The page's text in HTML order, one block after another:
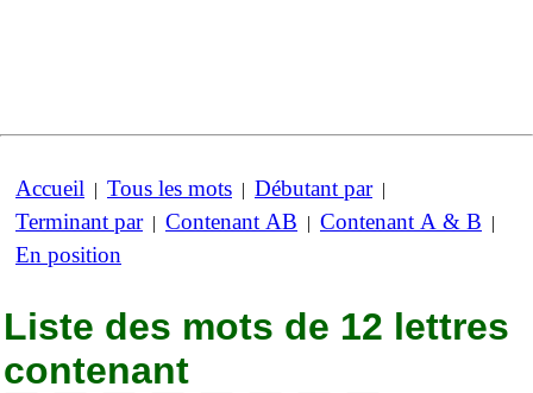
Accueil | Tous les mots | Débutant par|
Terminant par| Contenant AB | Contenant A & B |
En position
Liste des mots de 12 lettres
contenant